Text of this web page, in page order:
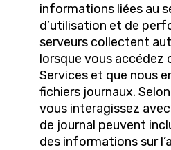
informations liées au
d’utilisation et de
serveurs collectent
lorsque vous accédez
Services et que nous
fichiers journaux.
vous interagissez
de journal peuvent
des informations sur